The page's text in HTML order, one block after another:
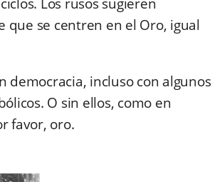
que se centren en el Oro, igual
democracia, incluso con algunos
O sin ellos, como en
favor, oro.